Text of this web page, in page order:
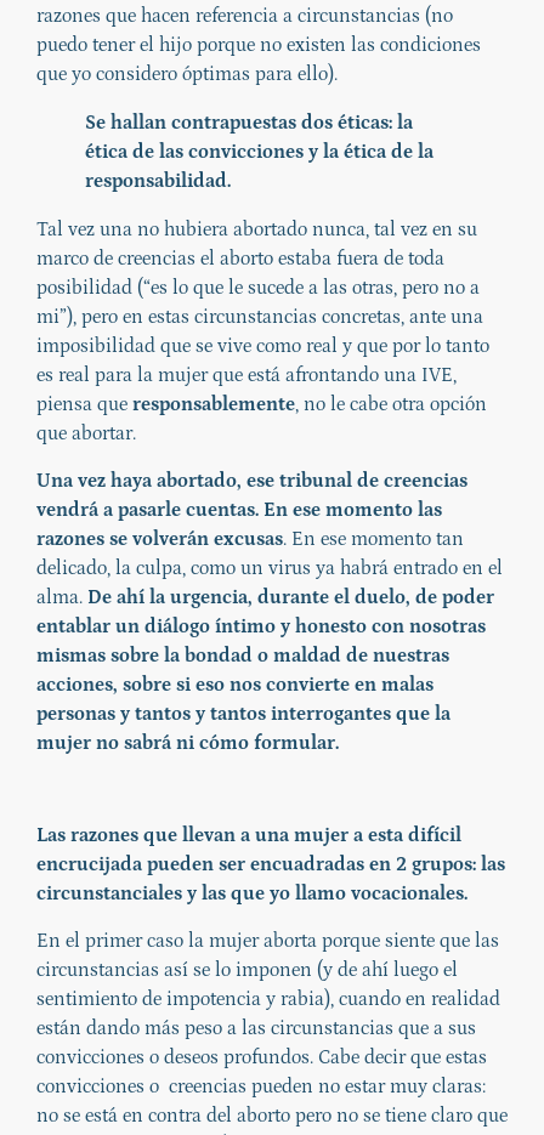
razones que hacen referencia a circunstancias (no
puedo tener el hijo porque no existen las condiciones
que yo considero óptimas para ello).
Se hallan contrapuestas dos éticas: la
ética de las convicciones y la ética de la
responsabilidad.
Tal vez una no hubiera abortado nunca, tal vez en su
marco de creencias el aborto estaba fuera de toda
posibilidad (“es lo que le sucede a las otras, pero no a
mi”), pero en estas circunstancias concretas, ante una
imposibilidad que se vive como real y que por lo tanto
es real para la mujer que está afrontando una IVE,
piensa que responsablemente, no le cabe otra opción
que abortar.
Una vez haya abortado, ese tribunal de creencias
vendrá a pasarle cuentas. En ese momento las
razones se volverán excusas. En ese momento tan
delicado, la culpa, como un virus ya habrá entrado en el
alma. De ahí la urgencia, durante el duelo, de poder
entablar un diálogo íntimo y honesto con nosotras
mismas sobre la bondad o maldad de nuestras
acciones, sobre si eso nos convierte en malas
personas y tantos y tantos interrogantes que la
mujer no sabrá ni cómo formular.
Las razones que llevan a una mujer a esta difícil
encrucijada pueden ser encuadradas en 2 grupos: las
circunstanciales y las que yo llamo vocacionales.
En el primer caso la mujer aborta porque siente que las
circunstancias así se lo imponen (y de ahí luego el
sentimiento de impotencia y rabia), cuando en realidad
están dando más peso a las circunstancias que a sus
convicciones o deseos profundos. Cabe decir que estas
convicciones o creencias pueden no estar muy claras:
no se está en contra del aborto pero no se tiene claro que